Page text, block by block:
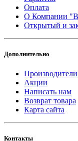
Оплата
О Компании
Открытый и
Дополнительно
Производители
Акции
Написать нам
Возврат товара
Карта сайта
Контакты